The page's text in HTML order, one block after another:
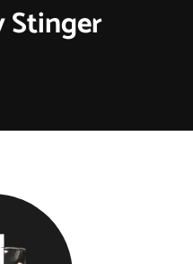
Stinger